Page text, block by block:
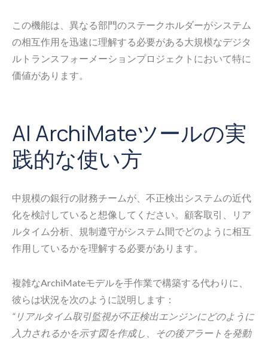
この機能は、異なる部門のステークホルダーがシステム
の相互作用を迅速に理解する必要がある大規模なデジタ
ルトランスフォーメーションプロジェクトにおいて特に
価値があります。
AI ArchiMateツールの実
践的な使い方
中規模の銀行の財務チームが、不正検出システムの近代
化を検討していると想像してください。顧客取引、リア
ルタイム分析、規制遵守がシステム間でどのように相互
作用しているかを理解する必要があります。
複雑なArchiMateモデルを手作業で構築する代わりに、
彼らは状況を次のように説明します：
“リアルタイム取引監視が不正検出エンジンにどのように
入力されるかを示す図を作成し、その後アラートを発動